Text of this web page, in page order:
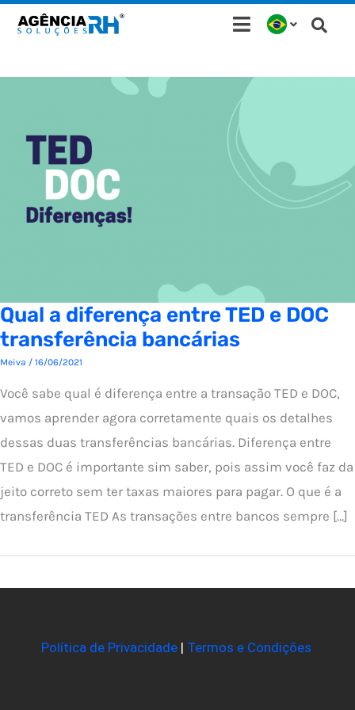
para
Qual a diferença entre TED e DOC
transferência bancárias
Meiva / 16/06/2021
Você sabe qual é diferença entre a transação TED e DOC,
vamos aprender agora corretamente quais os detalhes
dessas duas transferências bancárias. Diferença entre
TED e DOC é importante sim saber, pois assim você faz da
jeito correto sem ter taxas maiores para pagar. O que é a
transferência TED As transações entre bancos sempre […]
Política de Privacidade| Termos e Condições